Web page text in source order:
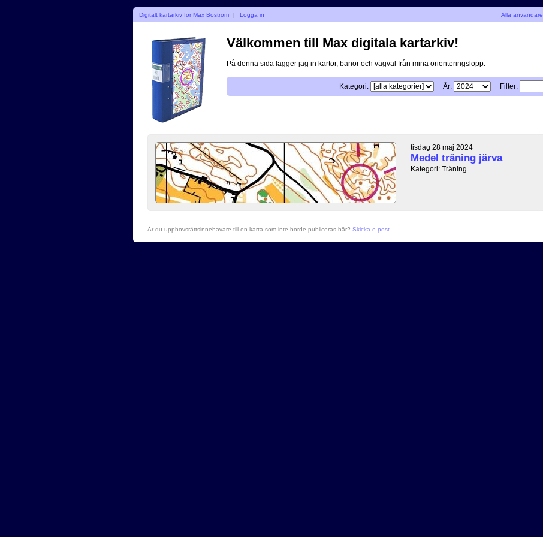
Digitalt kartarkiv för Max Boström | Logga in Alla användare
Välkommen till Max digitala kartarkiv!
På denna sida lägger jag in kartor, banor och vägval från mina orienteringslopp.
Kategori: År: Filter:
tisdag 28 maj 2024
Medel träning järva
Kategori: Träning
Är du upphovsrättsinnehavare till en karta som inte borde publiceras här? Skicka e-post